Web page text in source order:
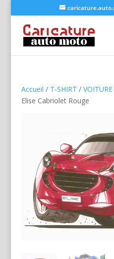
Accueil / T-SHIRT /
Elise Cabriolet Rouge